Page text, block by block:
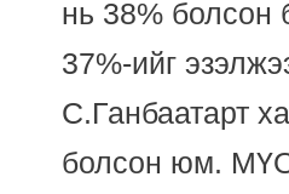
нь 38% болсон
37%-ийг
С.Ганбаатарт
болсон юм.